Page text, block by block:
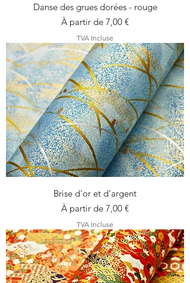
Danse des grues dorées - rouge
À partir de 7,00 €
Prix promotionnel
TVA Incluse
Brise d'or et d'argent
À partir de 7,00 €
Prix promotionnel
TVA Incluse